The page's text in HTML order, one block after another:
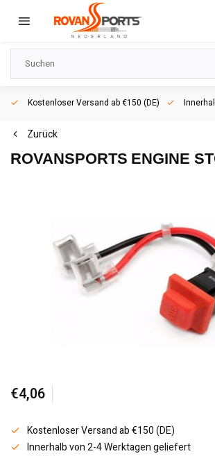
Kostenloser Versand ab €150 (DE)
Zurück
ROVANSPORTS ENGINE
€4,06
Kostenloser Versand ab €150 (DE)
Innerhalb von 2-4 Werktagen geliefert